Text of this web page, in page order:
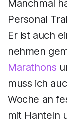
Manchmal
Personal
Er ist auch
nehmen
Marathons
muss ich
Woche an
mit Hanteln